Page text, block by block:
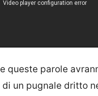
queste parole
di un pugnale dritto